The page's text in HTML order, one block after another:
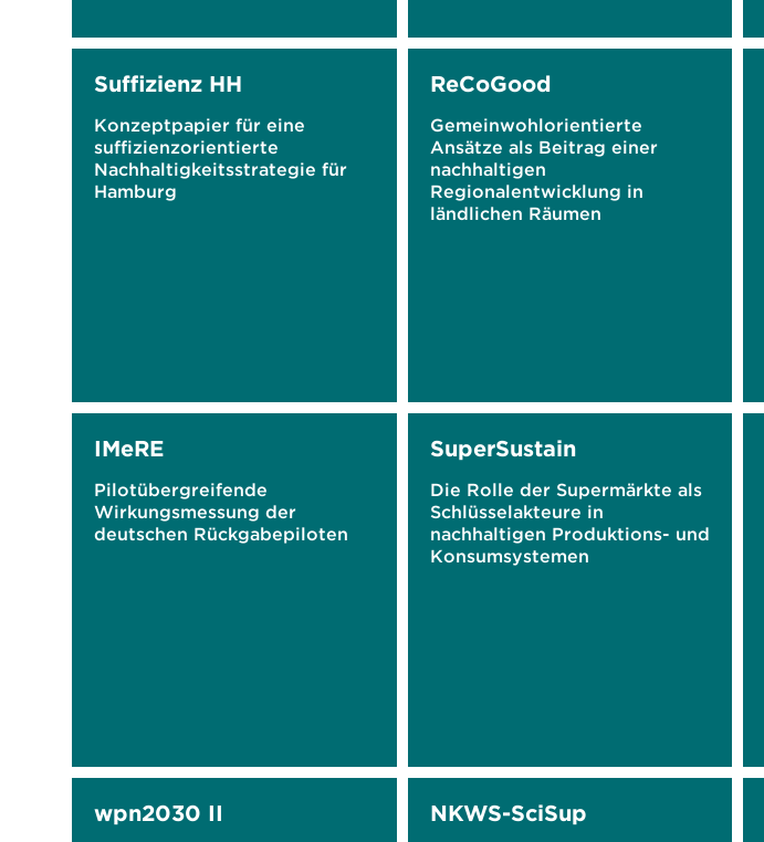
Suffizienz HH
Konzeptpapier für eine
suffizienzorientierte
Nachhaltigkeitsstrategie für
Hamburg
ReCoGood
Gemeinwohlorientierte
Ansätze als Beitrag einer
nachhaltigen
Regionalentwicklung in
ländlichen Räumen
IMeRE
Pilotübergreifende
Wirkungsmessung der
deutschen Rückgabepiloten
SuperSustain
Die Rolle der Supermärkte als
Schlüsselakteure in
nachhaltigen Produktions- und
Konsumsystemen
wpn2030 II NKWS-SciSup